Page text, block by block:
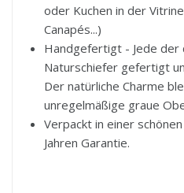
oder Kuchen in der
Canapés...)
Handgefertigt - Jede der
Naturschiefer gefertigt
Der natürliche Charme
unregelmäßige graue
Verpackt in einer
Jahren Garantie.